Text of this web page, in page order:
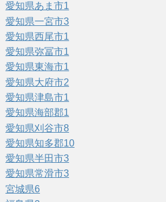
愛知県あま市1
愛知県一宮市3
愛知県西尾市1
愛知県弥冨市1
愛知県東海市1
愛知県大府市2
愛知県津島市1
愛知県海部郡1
愛知県刈谷市8
愛知県知多郡10
愛知県半田市3
愛知県常滑市3
宮城県6